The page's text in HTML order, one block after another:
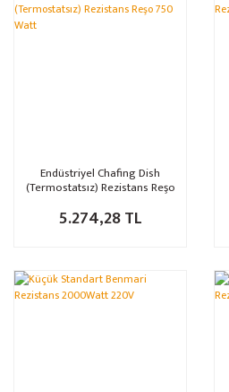
Endüstriyel Chafing Dish
(Termostatsız) Rezistans Reşo
5.274,28 TL